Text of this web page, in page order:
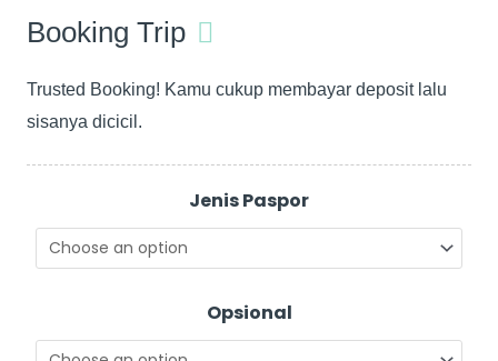
Booking Trip
Trusted Booking! Kamu cukup membayar deposit lalu
sisanya dicicil.
Jenis Paspor
Opsional
Like